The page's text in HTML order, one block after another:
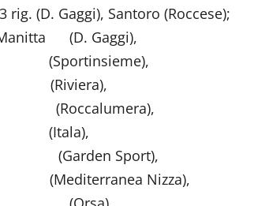
(D. Gaggi), Santoro (Roccese);
Manitta (D. Gaggi),
Sport),
Nizza),